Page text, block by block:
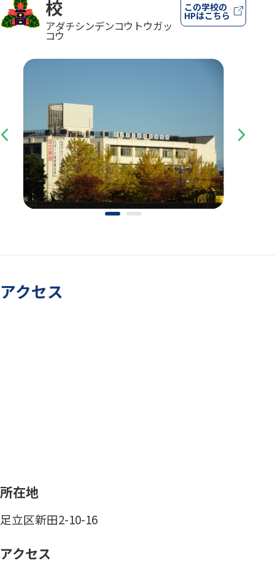
校
アダチシンデンコウトウガッ
コウ
この学校の
HPはこちら
Previous Next
アクセス
所在地
足立区新田2-10-16
アクセス